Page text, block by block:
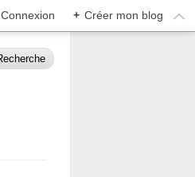
Connexion + Créer mon blog